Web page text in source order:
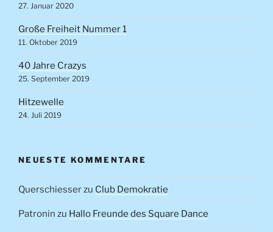
27. Januar 2020
Große Freiheit Nummer 1
11. Oktober 2019
40 Jahre Crazys
25. September 2019
Hitzewelle
24. Juli 2019
NEUESTE KOMMENTARE
Querschiesserzu Club Demokratie
Patronin zu Hallo Freunde des Square Dance